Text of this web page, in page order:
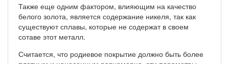
Также еще одним фактором, влияющим на качество
белого золота, является содержание никеля, так как
существуют сплавы, которые не содержат в своем
сотаве этот металл.
Считается, что родиевое покрытие должно быть более